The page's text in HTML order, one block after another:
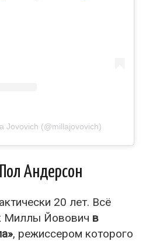
Jovovich (@millajovovich)
Андерсон
20 лет. Всё
Миллы Йовович в
, режиссером которого